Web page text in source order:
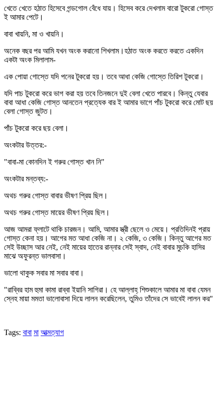
খেতে খেতে হঠাত হিসেবে গন্ডগোল বেঁধে যায়। হিসেব করে দেখলাম বারো টুকরো গোস্ত
ই আমার পেটে।
বাবা খায়নি, মা ও খায়নি।
অনেক বছর পর আমি যখন অংক করানো শিখলাম।হঠাত অংক করতে করতে একদিন
একটা অংক মিলালাম-
এক পোয়া গোস্তে যদি পনের টুকরো হয়। তবে আধা কেজি গোস্তে তিরিশ টুকরো।
যদি পাচ টুকরো করে ভাগ করা হয় তবে তিনজনে দুই বেলা খেতে পারবে। কিন্তু যেবার
বাবা আধা কেজি গোস্ত আনতেন প্রত্যেক বার ই আমার ভাগে পাঁচ টুকরো করে মোট ছয়
বেলা গোস্ত জুটত।
পাঁচ টুকরো করে ছয় বেলা।
অংকটার উত্তর:-
"বাবা-মা কোনদিন ই গরুর গোস্ত খান নি"
অংকটার মন্তব্য:-
অথচ গরুর গোস্ত বাবার ভীষণ প্রিয় ছিল।
অথচ গরুর গোস্ত মায়ের ভীষণ প্রিয় ছিল।
আজ আমরা ফ্লাটে থাকি চারজন। আমি, আমার স্ত্রী ছেলে ও মেয়ে। প্রতিদিনই প্রায়
গোস্ত কেনা হয়। আগের মত আধা কেজি না। ২ কেজি, ৩ কেজি। কিন্তু আগের মত
সেই উচ্ছাস আর নেই, নেই মায়ের হাতের রান্নার সেই স্বাদ, নেই বাবার মুচকি হাসির
মাঝে অফুরন্ত ভালবাসা।
ভালো থাকুক সবার মা সবার বাবা।
"রাব্বির হাম হুমা কামা রাব্বা ইয়ানি সাগিরা। হে আল্লাহ্‌ শিশুকালে আমার মা বাবা যেমন
স্নেহ মায়া মমতা ভালোবাসা দিয়ে লালন করেছিলেন, তুমিও তাঁদের সে ভাবেই লালন কর"
Tags: বাবা মা আত্মত্যাগ